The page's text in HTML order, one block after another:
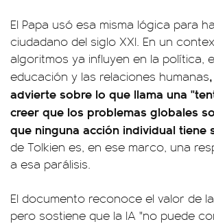
El Papa usó esa misma lógica para
ciudadano del siglo XXI. En un
algoritmos ya influyen en la política,
educación y las relaciones humanas
advierte sobre lo que llama una
creer que los problemas globales
que ninguna acción individual tiene
de Tolkien es, en ese marco, una
a esa parálisis.
El documento reconoce el valor de
pero sostiene que la IA "no puede